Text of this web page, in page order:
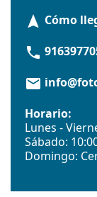
navigation Cómo
phone
email
Horario:
Lunes -
Sábado:
Domingo: